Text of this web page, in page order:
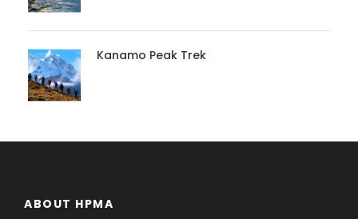
Kanamo Peak Trek
ABOUT HPMA